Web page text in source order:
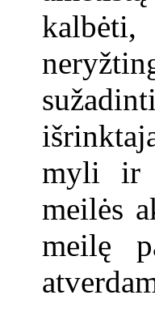
myli ir
meilės
meilę